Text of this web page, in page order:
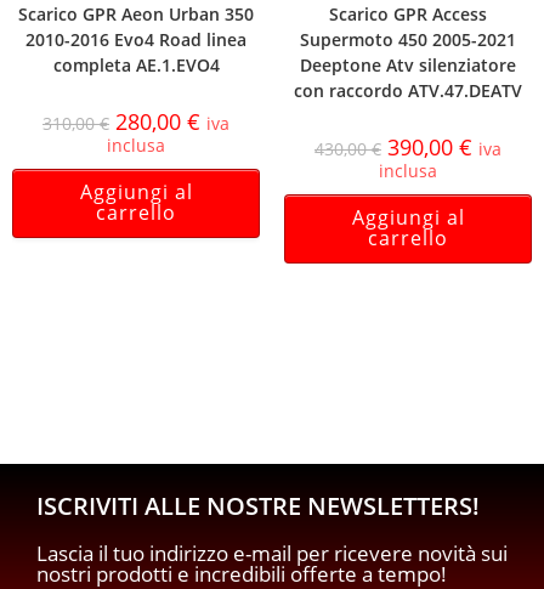
Scarico GPR Aeon Urban 350
2010-2016 Evo4 Road linea
completa AE.1.EVO4
310,00€ 280,00 € iva
inclusa
Aggiungi al
carrello
Scarico GPR Access
Supermoto 450 2005-2021
Deeptone Atv silenziatore
con raccordo ATV.47.DEATV
430,00€ 390,00 € iva
inclusa
Aggiungi al
carrello
ISCRIVITI ALLE NOSTRE NEWSLETTERS!
Lascia il tuo indirizzo e-mail per ricevere novità sui
nostri prodotti e incredibili offerte a tempo!